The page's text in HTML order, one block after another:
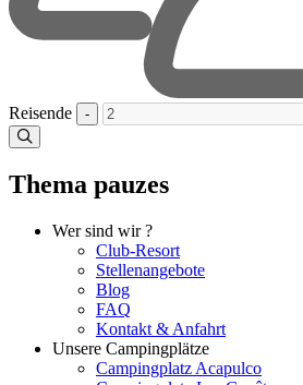
Reisende -
Thema pauzes
Wer sind wir ?
Club-Resort
Stellenangebote
Blog
FAQ
Kontakt & Anfahrt
Unsere Campingplätze
Campingplatz Acapulco